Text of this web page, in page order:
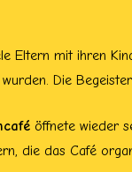
Eltern mit ihren
Die
öffnete wieder
die das Café